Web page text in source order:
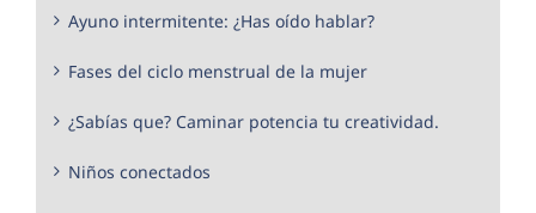
Ayuno intermitente: ¿Has oído hablar?
Fases del ciclo menstrual de la mujer
¿Sabías que? Caminar potencia tu creatividad.
Niños conectados